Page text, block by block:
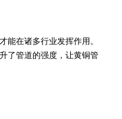
能在诸多行业发挥作用。
了管道的强度，让黄铜管